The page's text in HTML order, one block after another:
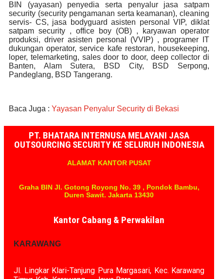
BIN (yayasan) penyedia serta penyalur jasa satpam
security (security pengamanan serta keamanan), cleaning
servis- CS, jasa bodyguard asisten personal VIP, diklat
satpam security , office boy (OB) , karyawan operator
produksi, driver asisten personal (VVIP) , programer IT
dukungan operator, service kafe restoran, housekeeping,
loper, telemarketing, sales door to door, deep collector di
Banten, Alam Sutera, BSD City, BSD Serpong,
Pandeglang, BSD Tangerang.
Baca Juga : Yayasan Penyalur Security di Bekasi
PT. BHATARA INTERNUSA MELAYANI JASA
OUTSOURCING SECURITY KE SELURUH INDONESIA
ALAMAT KANTOR PUSAT
Graha BIN Jl. Gotong Royong No. 39 , Pondok Bambu,
Duren Sawit. Jakarta 13430
Kantor Cabang & Perwakilan
KARAWANG
Jl. Lingkar Klari-Tanjung Pura Margasari, Kec. Karawang